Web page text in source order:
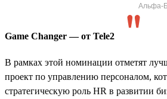
Альфа-
Game Changer — от Tele2
В рамках этой номинации отметят
проект по управлению персоналом,
стратегическую роль HR в развитии